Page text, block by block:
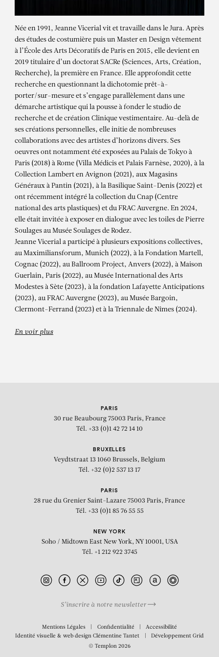
JEANNE VICERIAL
Puppa n°5
Née en 1991, Jeanne Vicerial vit et travaille dans le Jura. Après
des études de costumière puis un Master en Design vêtement
à l’École des Arts Décoratifs de Paris en 2015, elle devient en
2019 titulaire d’un doctorat SACRe (Sciences, Arts, Création,
Recherche), la première en France. Elle approfondit cette
recherche en questionnant la dichotomie prêt-à-
porter/sur-mesure et s’engage parallèlement dans une
démarche artistique qui la pousse à fonder le studio de
recherche et de création Clinique vestimentaire. Au-delà de
ses créations personnelles, elle initie de nombreuses
collaborations avec des artistes d’horizons divers. Ses
oeuvres ont notamment été exposées au Palais de Tokyo à
Paris (2018) à Rome (Villa Médicis et Palais Farnèse, 2020), à la
Collection Lambert en Avignon (2021), aux Magasins
Généraux à Pantin (2021), à la Basilique Saint-Denis (2022) et
ont récemment intégré la collection du Cnap (Centre
national des arts plastiques) et du FRAC Auvergne. En 2024,
elle était invitée à exposer en dialogue avec les toiles de Pierre
Soulages au Musée Soulages de Rodez.
Jeanne Vicerial a participé à plusieurs expositions collectives,
au Maximiliansforum, Munich (2022), à la Fondation Martell,
Cognac (2022), au Ballroom Project, Anvers (2022), à Maison
Guerlain, Paris (2022), au Musée International des Arts
Modestes à Sète (2023), à la fondation Lafayette Anticipations
(2023), au FRAC Auvergne (2023), au Musée Bargoin,
Clermont-Ferrand (2023) et à la Triennale de Nîmes (2024).
En voir plus
PARIS
30 rue Beaubourg 75003 Paris, France
Tél. +33 (0)1 42 72 14 10
BRUXELLES
Veydtstraat 13 1060 Brussels, Belgium
Tél. +32 (0)2 537 13 17
PARIS
28 rue du Grenier Saint-Lazare 75003 Paris, France
Tél. +33 (0)1 85 76 55 55
NEW YORK
Soho / Midtown East New York, NY 10001, USA
Tél. +1 212 922 3745
S’inscrire à notre newsletter
Mentions Légales Confidentialité
Accessibilité
Identité visuelle & web designClémentine Tantet Développement Grid
© Templon 2026